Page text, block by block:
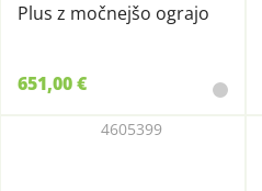
Plus z močnejšo ograjo
651,00 €
4605399